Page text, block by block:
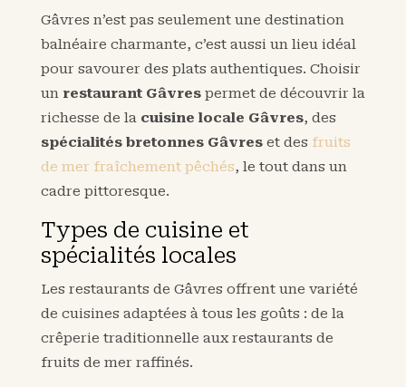
Gâvres n’est pas seulement une destination
balnéaire charmante, c’est aussi un lieu idéal
pour savourer des plats authentiques. Choisir
un restaurant Gâvrespermet de découvrir la
richesse de la cuisine locale Gâvres, des
spécialités bretonnes Gâvreset des fruits
de mer fraîchement pêchés, le tout dans un
cadre pittoresque.
Types de cuisine et
spécialités locales
Les restaurants de Gâvres offrent une variété
de cuisines adaptées à tous les goûts : de la
crêperie traditionnelle aux restaurants de
fruits de mer raffinés.